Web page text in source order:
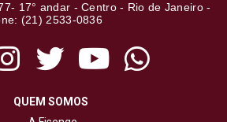
17° andar - Centro - Rio de Janeiro -
(21) 2533-0836
QUEM SOMOS